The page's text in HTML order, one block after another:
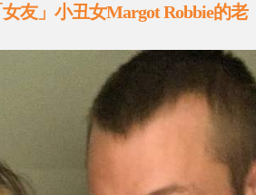
友」小丑女Margot Robbie的老